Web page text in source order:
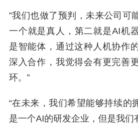
”我们也做了预判，未来公司可
一个就是真人，第二就是AI机
是智能体，通过这种人机协作
深入合作，我觉得会有更完善
环。”
“在未来，我们希望能够持续的
是一个AI的研发企业，但是我们